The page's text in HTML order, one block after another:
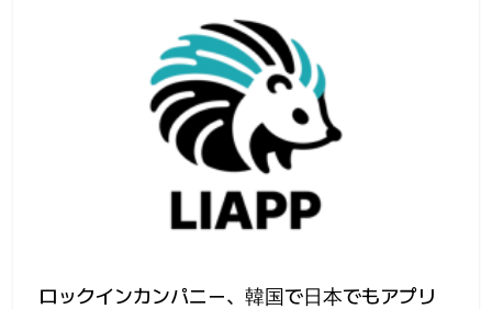
ロックインカンパニー、韓国で日本でもアプリ